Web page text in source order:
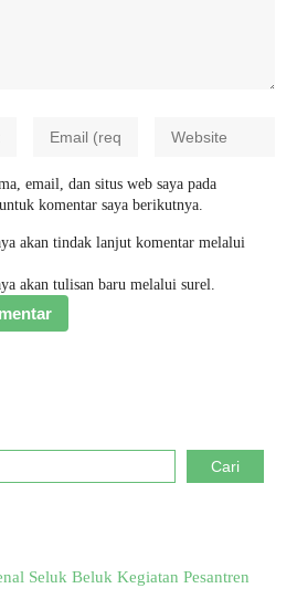
email, dan situs web saya pada
komentar saya berikutnya.
akan tindak lanjut komentar melalui
akan tulisan baru melalui surel.
Cari
Seluk Beluk Kegiatan Pesantren